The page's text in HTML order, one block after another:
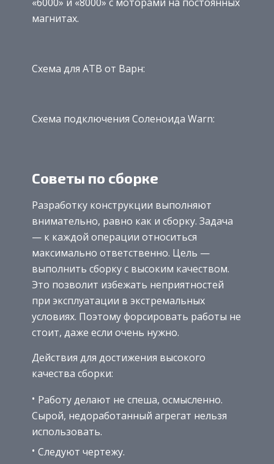
магнитах.
Схема для АТВ от Варн:
Схема подключения Соленоида Warn:
Советы по сборке
​Разработку конструкции выполняют
внимательно, равно как и сборку. Задача
— к каждой операции относиться
максимально ответственно. Цель —
выполнить сборку с высоким качеством.
Это позволит избежать неприятностей
при эксплуатации в экстремальных
условиях. Поэтому форсировать работы не
стоит, даже если очень нужно.
Действия для достижения высокого
качества сборки:
Работу делают не спеша, осмысленно.
Сырой, недоработанный агрегат нельзя
использовать.
Следуют чертежу.